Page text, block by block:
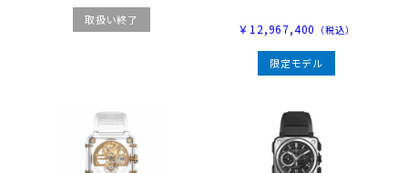
取扱い終了
￥12,967,400 （税込）
限定モデル